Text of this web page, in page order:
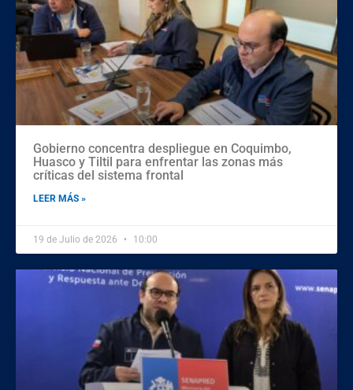
Gobierno concentra despliegue en Coquimbo,
Huasco y Tiltil para enfrentar las zonas más
críticas del sistema frontal
LEER MÁS »
19 de Julio de 2026 10:00